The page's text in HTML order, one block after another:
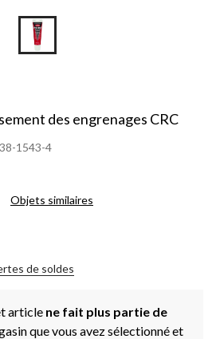
des engrenages CRC
1543-4
Objets similaires
de soldes
article ne fait plus partie de
que vous avez sélectionné et